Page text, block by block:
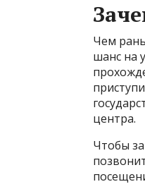
Чем
шанс на
центра.
Чтобы